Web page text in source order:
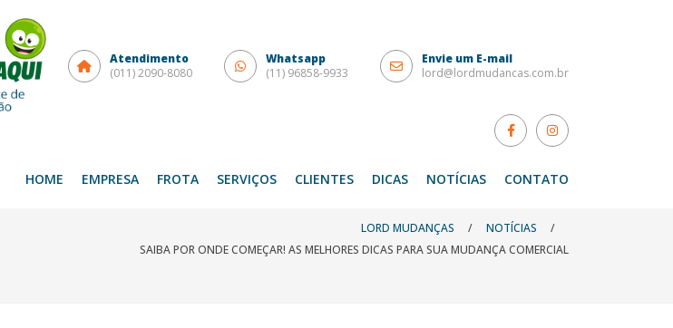
Atendimento
(011) 2090-8080
Whatsapp
(11) 96858-9933
Envie um E-mail
lord@lordmudancas.com.br
HOME EMPRESA FROTA SERVIÇOS CLIENTES DICAS NOTÍCIAS CONTATO
LORD MUDANÇAS / NOTÍCIAS
/
SAIBA POR ONDE COMEÇAR! AS MELHORES DICAS PARA SUA MUDANÇA COMERCIAL